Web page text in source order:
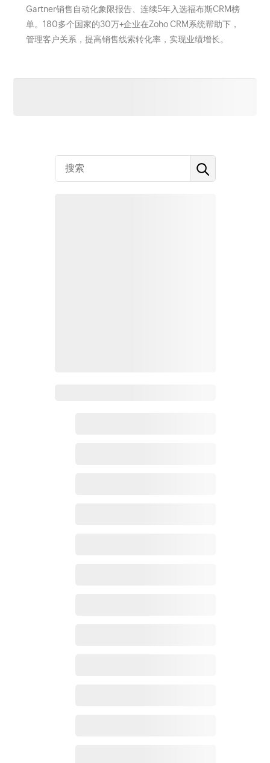
Gartner销售自动化象限报告、连续5年入选福布斯CRM榜
单。180多个国家的30万+企业在Zoho CRM系统帮助下，
管理客户关系，提高销售线索转化率，实现业绩增长。